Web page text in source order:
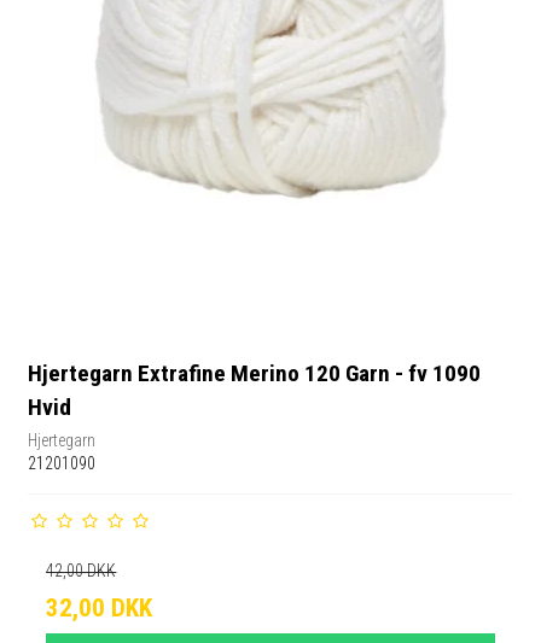
Hjertegarn Extrafine Merino 120 Garn - fv 1090
Hvid
Hjertegarn
21201090
42,00 DKK
32,00 DKK